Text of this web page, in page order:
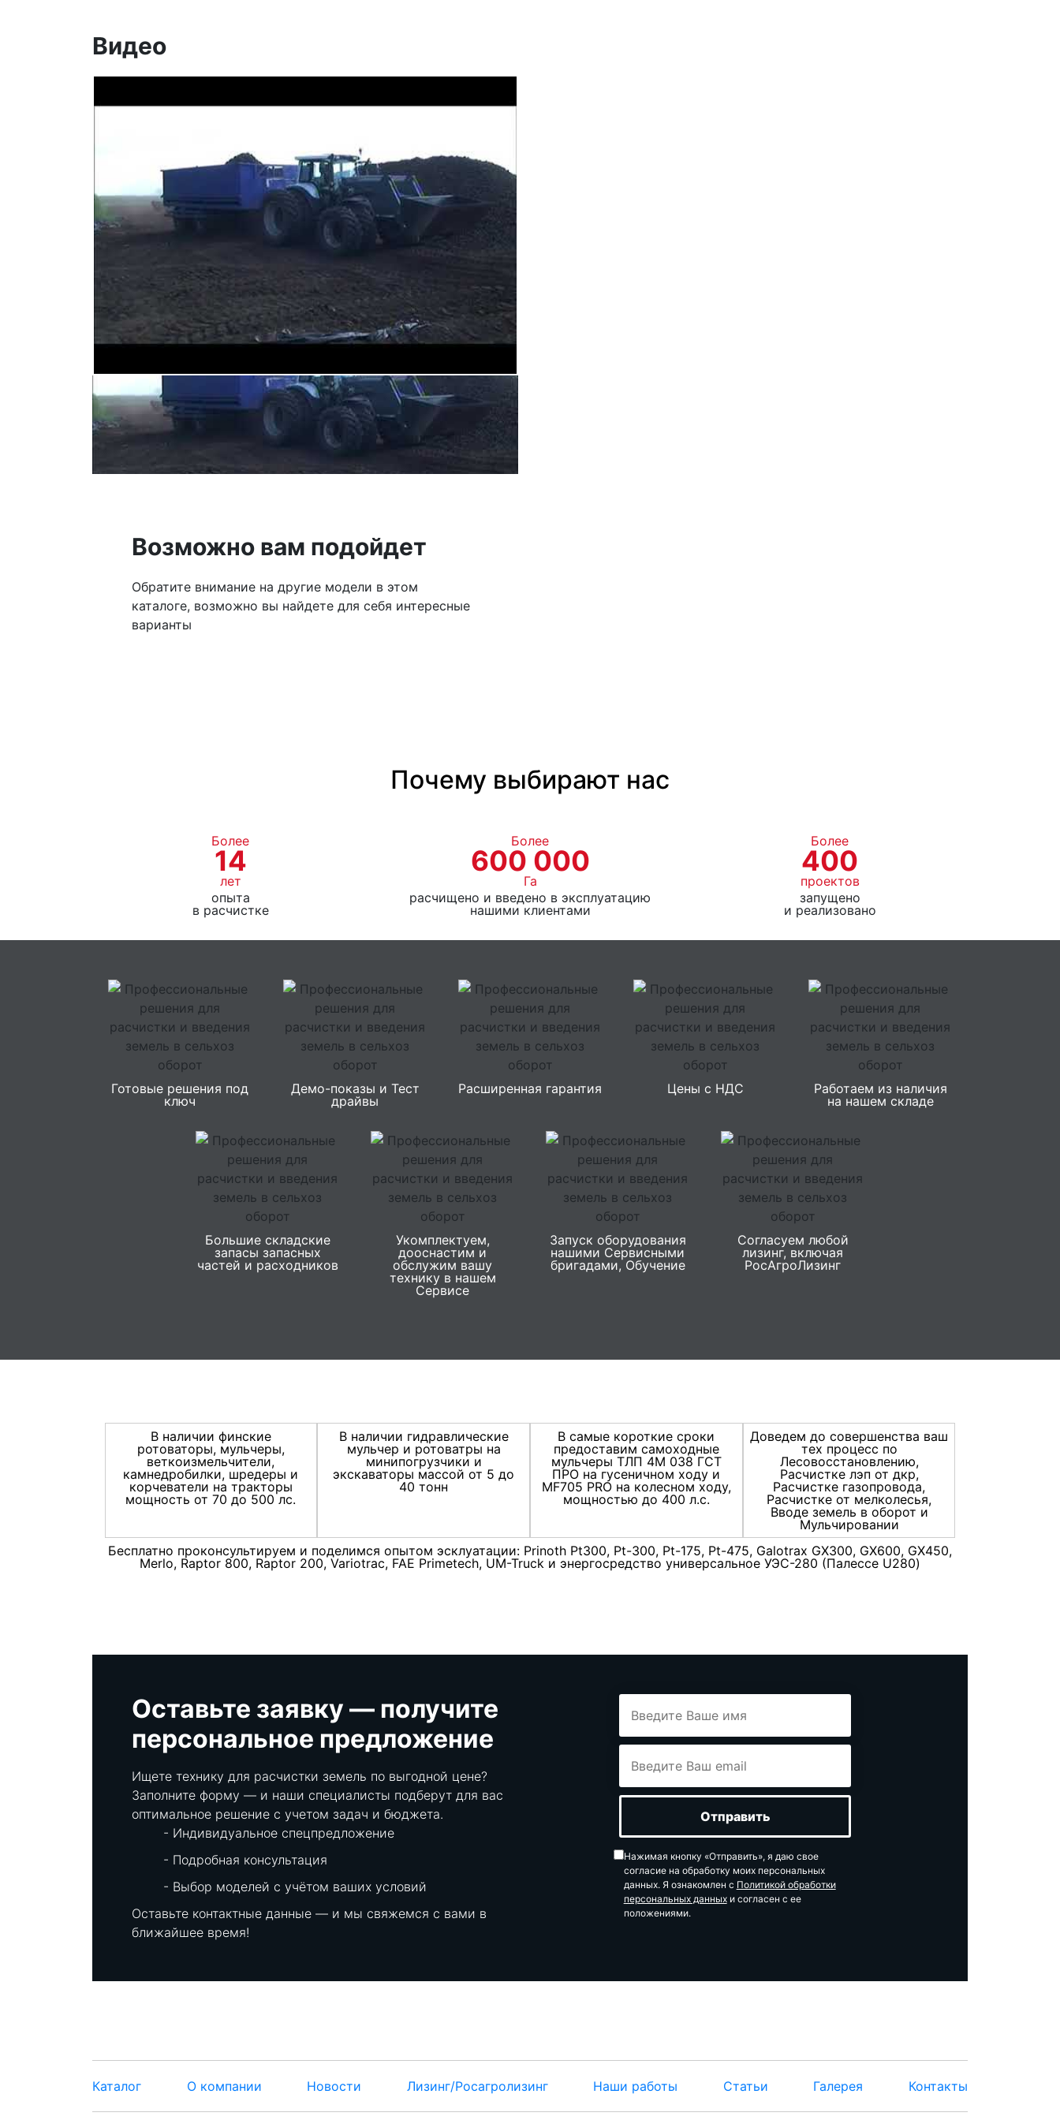
Видео
Возможно вам подойдет
Обратите внимание на другие модели в этом
каталоге, возможно вы найдете для себя интересные
варианты
Почему выбирают нас
Более
14
лет
опыта
в расчистке
Более
600 000
Га
расчищено и введено в эксплуатацию
нашими клиентами
Более
400
проектов
запущено
и реализовано
Готовые решения под
ключ
Демо-показы и Тест
драйвы
Расширенная гарантия Цены с НДС
Работаем из наличия
на нашем складе
Большие складские
запасы запасных
частей и расходников
Укомплектуем,
дооснастим и
обслужим вашу
технику в нашем
Сервисе
Запуск оборудования
нашими Сервисными
бригадами, Обучение
Согласуем любой
лизинг, включая
РосАгроЛизинг
В наличии финские
ротоваторы, мульчеры,
веткоизмельчители,
камнедробилки, шредеры и
корчеватели на тракторы
мощность от 70 до 500 лс.
В наличии гидравлические
мульчер и ротоватры на
минипогрузчики и
экскаваторы массой от 5 до
40 тонн
В самые короткие сроки
предоставим самоходные
мульчеры ТЛП 4М 038 ГСТ
ПРО на гусеничном ходу и
MF705 PRO на колесном ходу,
мощностью до 400 л.с.
Доведем до совершенства ваш
тех процесс по
Лесовосстановлению,
Расчистке лэп от дкр,
Расчистке газопровода,
Расчистке от мелколесья,
Вводе земель в оборот и
Мульчировании
Бесплатно проконсультируем и поделимся опытом эсклуатации: Prinoth Pt300, Pt-300, Pt-175, Pt-475, Galotrax GX300, GX600, GX450,
Merlo, Raptor 800, Raptor 200, Variotrac, FAE Primetech, UM-Truck и энергосредство универсальное УЭС-280 (Палессе U280)
Оставьте заявку — получите
персональное предложение
Ищете технику для расчистки земель по выгодной цене?
Заполните форму — и наши специалисты подберут для вас
оптимальное решение с учетом задач и бюджета.
Индивидуальное спецпредложение
Подробная консультация
Выбор моделей с учётом ваших условий
Оставьте контактные данные — и мы свяжемся с вами в
ближайшее время!
Нажимая кнопку «Отправить», я даю свое
согласие на обработку моих персональных
данных. Я ознакомлен с Политикой обработки
персональных данныхи согласен с ее
положениями.
Каталог О компании Новости Лизинг/Росагролизинг Наши работы Статьи Галерея Контакты